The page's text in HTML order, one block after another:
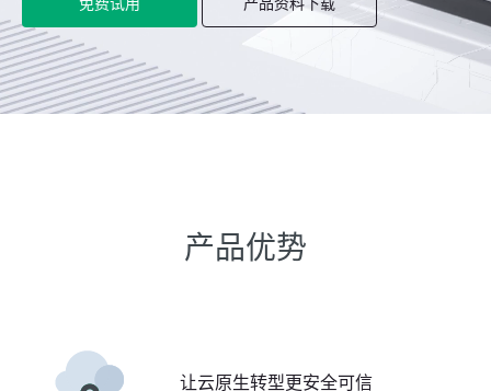
产品优势
让云原生转型更安全可信